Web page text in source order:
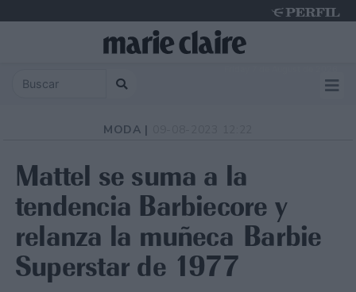
MODA |
Mattel se suma a la
tendencia Barbiecore y
relanza la muñeca Barbie
Superstar de 1977